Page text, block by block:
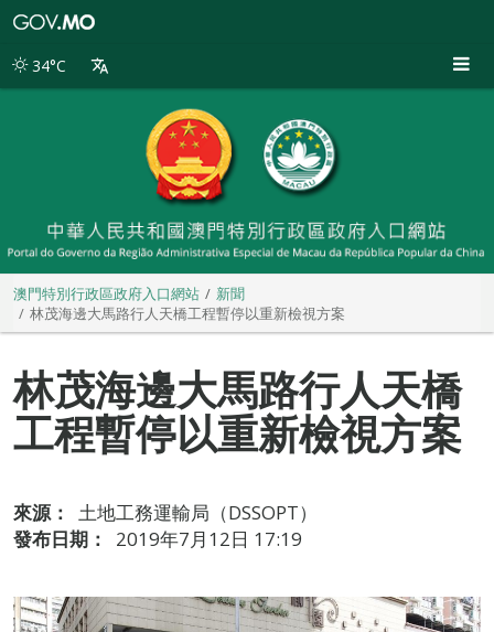
別
34°C
澳門特別行政區政府入口網站
新聞
林茂海邊大馬路行人天橋工程暫停以重新檢視方案
林茂海邊大馬路行人天橋
工程暫停以重新檢視方案
來源：
土地工務運輸局（DSSOPT）
發布日期：
2019年7月12日 17:19